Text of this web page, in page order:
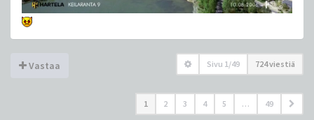
Vastaa Sivu 1 /49 724 viestiä
1 2 3 4 5 … 49